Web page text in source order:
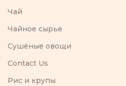
Чай
Чайное сырье
Сушёные овощи
Contact Us
Рис и крупы